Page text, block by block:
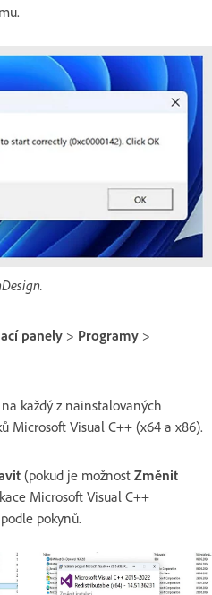
panely > Programy >
každý z nainstalovaných
Microsoft Visual C++ (x64 a x86).
(pokud je možnost Změnit
Microsoft Visual C++
pokynů.